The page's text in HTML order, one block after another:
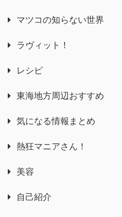
マツコの知らない世界
ラヴィット！
レシピ
東海地方周辺おすすめ
気になる情報まとめ
熱狂マニアさん！
美容
自己紹介